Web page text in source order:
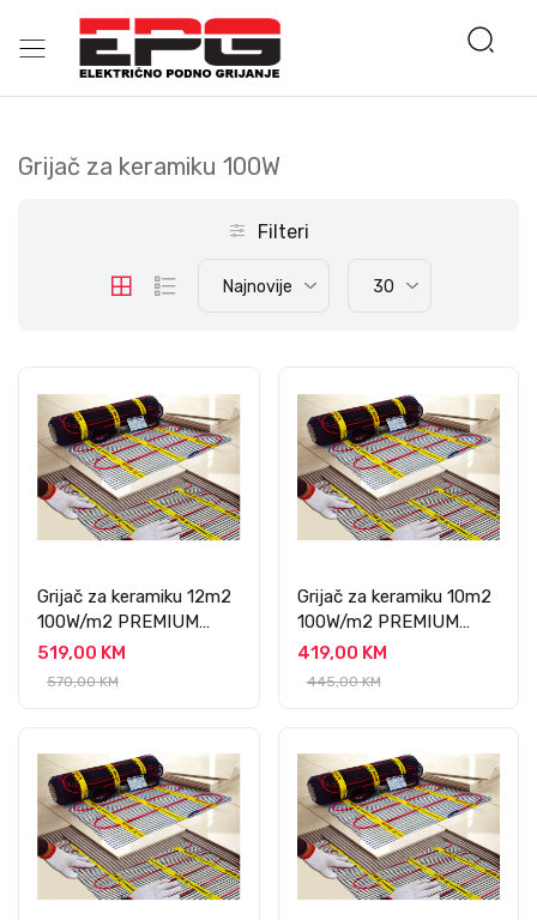
Grijač za keramiku 100W
Filteri
Najnovije 30
Grijač za keramiku 12m2
100W/m2 PREMIUM
PROFESSIONAL
519,00 KM
570,00 KM
Grijač za keramiku 10m2
100W/m2 PREMIUM
PROFESSIONAL
419,00 KM
445,00 KM